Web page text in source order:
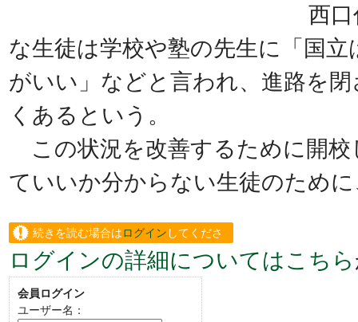
西口
な生徒は学校や塾の先生に「国
がいい」などと言われ、進路を
くあるという。
この状況を改善するために開校
ていいか分からない生徒のため
続きを読む場合はログイン してくださ
い。
ログインの詳細についてはこちら
会員ログイン
ユーザー名：